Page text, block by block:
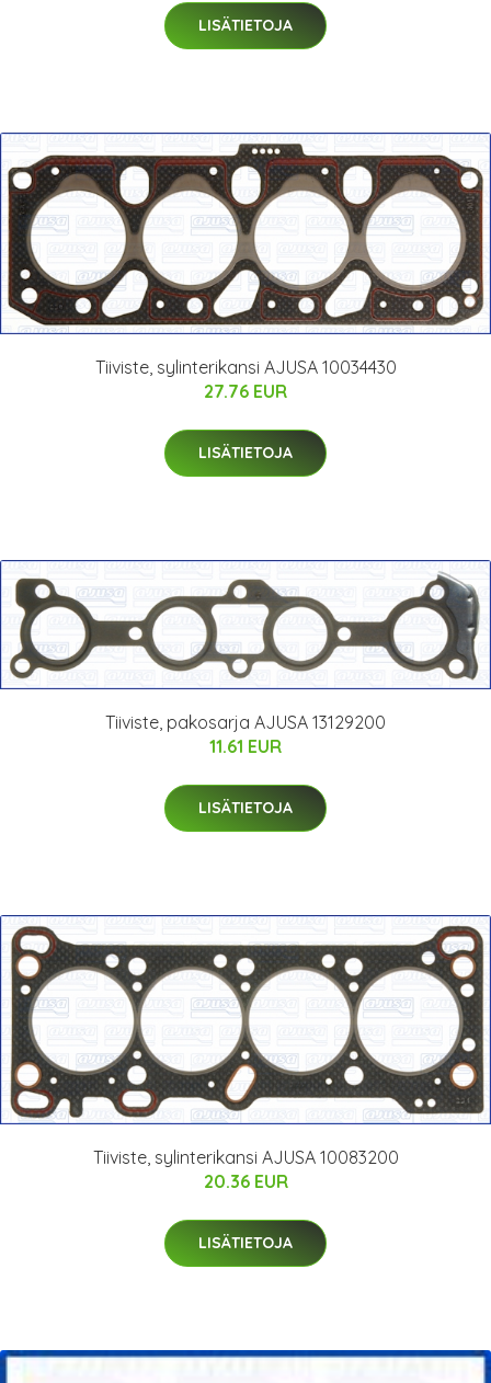
LISÄTIETOJA
Tiiviste, sylinterikansi AJUSA 10034430
27.76 EUR
LISÄTIETOJA
Tiiviste, pakosarja AJUSA 13129200
11.61 EUR
LISÄTIETOJA
Tiiviste, sylinterikansi AJUSA 10083200
20.36 EUR
LISÄTIETOJA